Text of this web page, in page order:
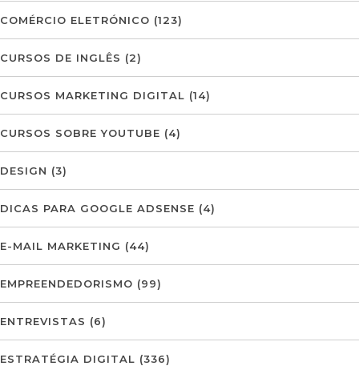
COMÉRCIO ELETRÓNICO (123)
CURSOS DE INGLÊS (2)
CURSOS MARKETING DIGITAL (14)
CURSOS SOBRE YOUTUBE (4)
DESIGN (3)
DICAS PARA GOOGLE ADSENSE (4)
E-MAIL MARKETING (44)
EMPREENDEDORISMO (99)
ENTREVISTAS (6)
ESTRATÉGIA DIGITAL (336)